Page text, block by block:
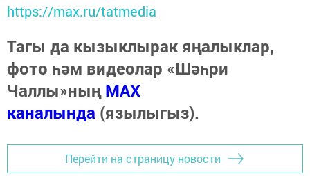
https://max.ru/tatmedia
Тагы да кызыклырак яңалыклар,
фото һәм видеолар «Шәһри
Чаллы»ныңMAX
каналында (язылыгыз).
Перейти на страницу новости